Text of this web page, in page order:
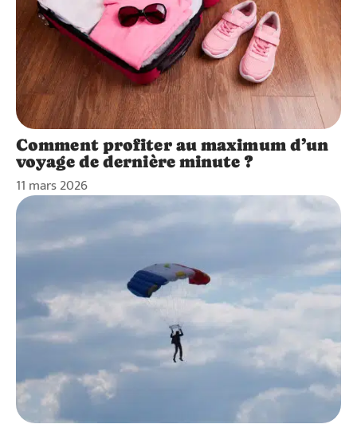
Comment profiter au maximum d’un
voyage de dernière minute ?
11 mars 2026